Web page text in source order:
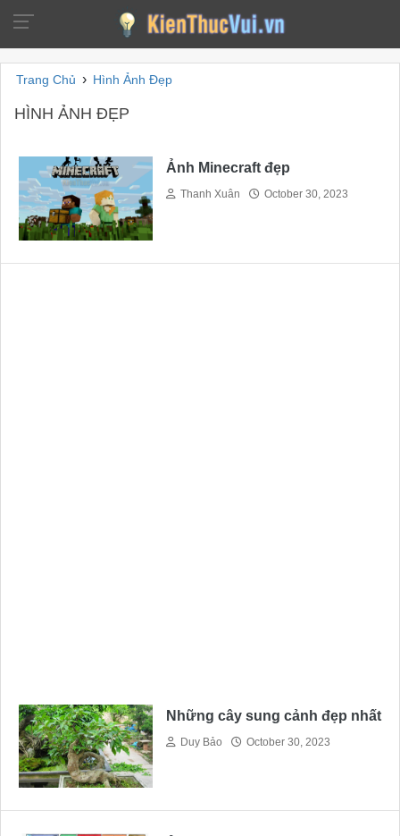
Trang Chủ › Hình Ảnh Đẹp
HÌNH ẢNH ĐẸP
Ảnh Minecraft đẹp
Thanh Xuân October 30, 2023
Những cây sung cảnh đẹp nhất
Duy Bảo October 30, 2023